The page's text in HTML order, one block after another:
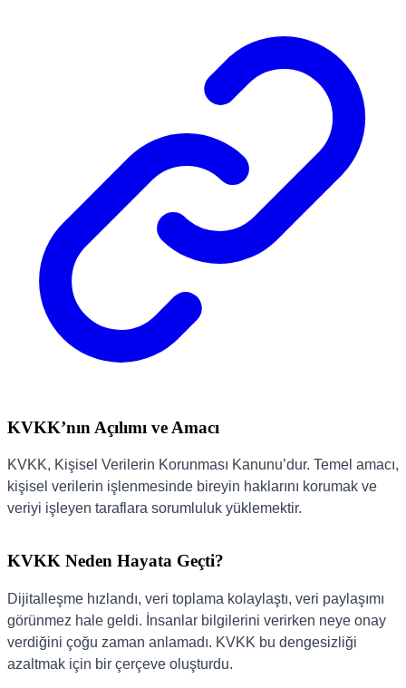
KVKK’nın Açılımı ve Amacı
KVKK, Kişisel Verilerin Korunması Kanunu’dur. Temel amacı,
kişisel verilerin işlenmesinde bireyin haklarını korumak ve
veriyi işleyen taraflara sorumluluk yüklemektir.
KVKK Neden Hayata Geçti?
Dijitalleşme hızlandı, veri toplama kolaylaştı, veri paylaşımı
görünmez hale geldi. İnsanlar bilgilerini verirken neye onay
verdiğini çoğu zaman anlamadı. KVKK bu dengesizliği
azaltmak için bir çerçeve oluşturdu.